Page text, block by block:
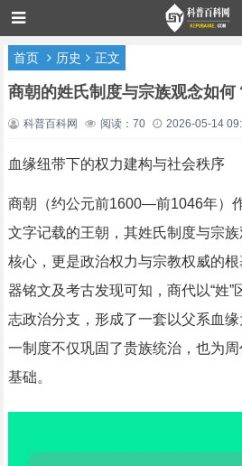
首页 历史 正文
商朝的姓氏制度与宗族观念如何
科普百科网 阅读：70 2026-05-14
血缘纽带下的权力建构与社会秩序
商朝（约公元前1600—前1046年）
文字记载的王朝，其姓氏制度与宗
核心，更是政治权力与宗教权威的
器铭文及考古发现可知，商代以“姓”
志政治分支，形成了一套以父系血
一制度不仅巩固了贵族统治，也为
基础。